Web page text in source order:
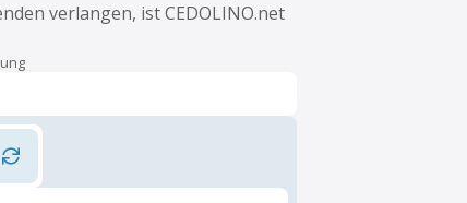
verlangen, ist CEDOLINO.net